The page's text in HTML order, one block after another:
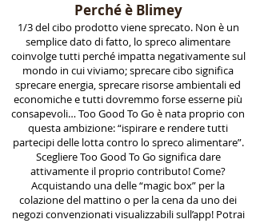
Perché è Blimey
1/3 del cibo prodotto viene sprecato. Non è un
semplice dato di fatto, lo spreco alimentare
coinvolge tutti perché impatta negativamente sul
mondo in cui viviamo; sprecare cibo significa
sprecare energia, sprecare risorse ambientali ed
economiche e tutti dovremmo forse esserne più
consapevoli… Too Good To Go è nata proprio con
questa ambizione: “ispirare e rendere tutti
partecipi delle lotta contro lo spreco alimentare”.
Scegliere Too Good To Go significa dare
attivamente il proprio contributo! Come?
Acquistando una delle “magic box” per la
colazione del mattino o per la cena da uno dei
negozi convenzionati visualizzabili sull’app! Potrai